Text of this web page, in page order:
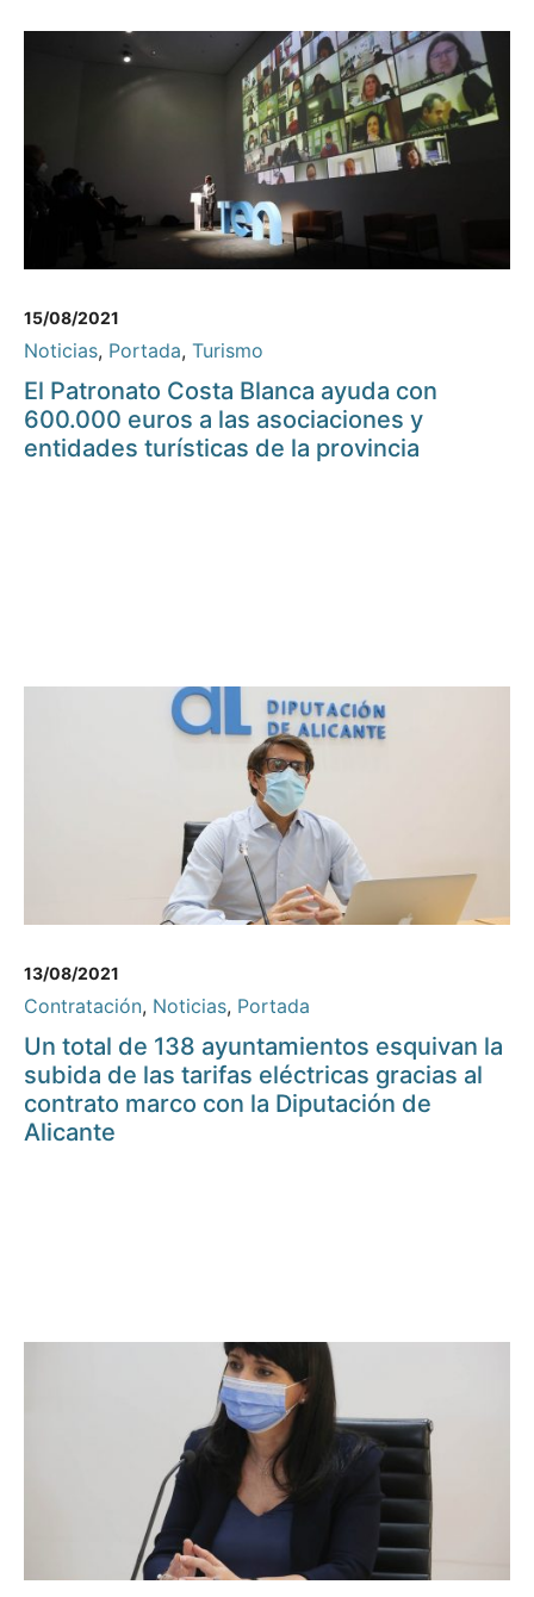
15/08/2021
Noticias, Portada, Turismo
El Patronato Costa Blanca ayuda con
600.000 euros a las asociaciones y
entidades turísticas de la provincia
13/08/2021
Contratación, Noticias, Portada
Un total de 138 ayuntamientos esquivan la
subida de las tarifas eléctricas gracias al
contrato marco con la Diputación de
Alicante